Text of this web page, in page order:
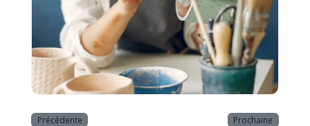
Précédente Prochaine